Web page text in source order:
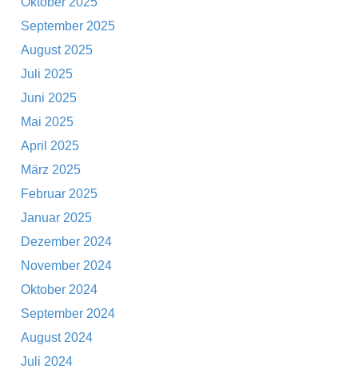
September 2025
August 2025
Juli 2025
Juni 2025
Mai 2025
April 2025
März 2025
Februar 2025
Januar 2025
Dezember 2024
November 2024
Oktober 2024
September 2024
August 2024
Juli 2024